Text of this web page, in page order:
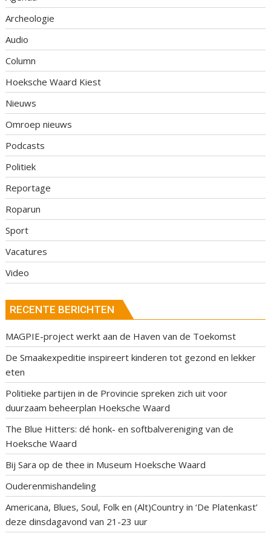
Archeologie
Audio
Column
Hoeksche Waard Kiest
Nieuws
Omroep nieuws
Podcasts
Politiek
Reportage
Roparun
Sport
Vacatures
Video
RECENTE BERICHTEN
MAGPIE-project werkt aan de Haven van de Toekomst
De Smaakexpeditie inspireert kinderen tot gezond en lekker
eten
Politieke partijen in de Provincie spreken zich uit voor
duurzaam beheerplan Hoeksche Waard
The Blue Hitters: dé honk- en softbalvereniging van de
Hoeksche Waard
Bij Sara op de thee in Museum Hoeksche Waard
Ouderenmishandeling
Americana, Blues, Soul, Folk en (Alt)Country in ‘De Platenkast’
deze dinsdagavond van 21-23 uur